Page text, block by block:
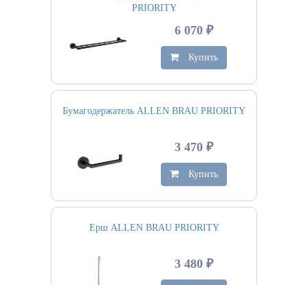
PRIORITY
6 070 ₽
Купить
Бумагодержатель ALLEN BRAU PRIORITY
3 470 ₽
Купить
Ерш ALLEN BRAU PRIORITY
3 480 ₽